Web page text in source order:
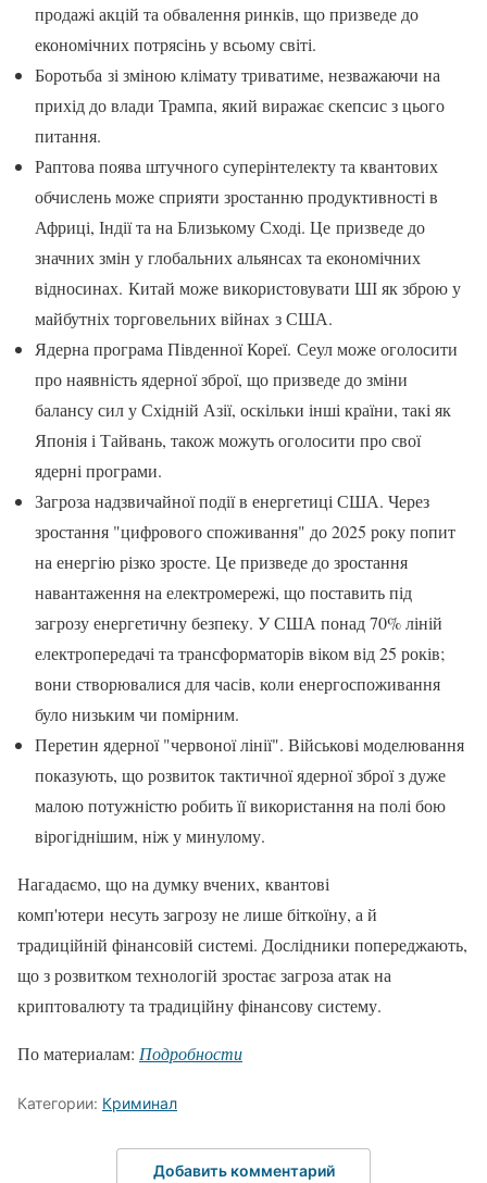
продажі акцій та обвалення ринків, що призведе до
економічних потрясінь у всьому світі.
Боротьба зі зміною клімату триватиме, незважаючи на
прихід до влади Трампа, який виражає скепсис з цього
питання.
Раптова поява штучного суперінтелекту та квантових
обчислень може сприяти зростанню продуктивності в
Африці, Індії та на Близькому Сході. Це призведе до
значних змін у глобальних альянсах та економічних
відносинах. Китай може використовувати ШІ як зброю у
майбутніх торговельних війнах з США.
Ядерна програма Південної Кореї. Сеул може оголосити
про наявність ядерної зброї, що призведе до зміни
балансу сил у Східній Азії, оскільки інші країни, такі як
Японія і Тайвань, також можуть оголосити про свої
ядерні програми.
Загроза надзвичайної події в енергетиці США. Через
зростання "цифрового споживання" до 2025 року попит
на енергію різко зросте. Це призведе до зростання
навантаження на електромережі, що поставить під
загрозу енергетичну безпеку. У США понад 70% ліній
електропередачі та трансформаторів віком від 25 років;
вони створювалися для часів, коли енергоспоживання
було низьким чи помірним.
Перетин ядерної "червоної лінії". Військові моделювання
показують, що розвиток тактичної ядерної зброї з дуже
малою потужністю робить її використання на полі бою
вірогіднішим, ніж у минулому.
Нагадаємо, що на думку вчених, квантові
комп'ютери несуть загрозу не лише біткоїну, а й
традиційній фінансовій системі. Дослідники попереджають,
що з розвитком технологій зростає загроза атак на
криптовалюту та традиційну фінансову систему.
По материалам: Подробности
Категории: Криминал
Добавить комментарий